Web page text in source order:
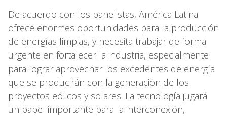
De acuerdo con los panelistas, América Latina
ofrece enormes oportunidades para la producción
de energías limpias, y necesita trabajar de forma
urgente en fortalecer la industria, especialmente
para lograr aprovechar los excedentes de energía
que se producirán con la generación de los
proyectos eólicos y solares. La tecnología jugará
un papel importante para la interconexión,